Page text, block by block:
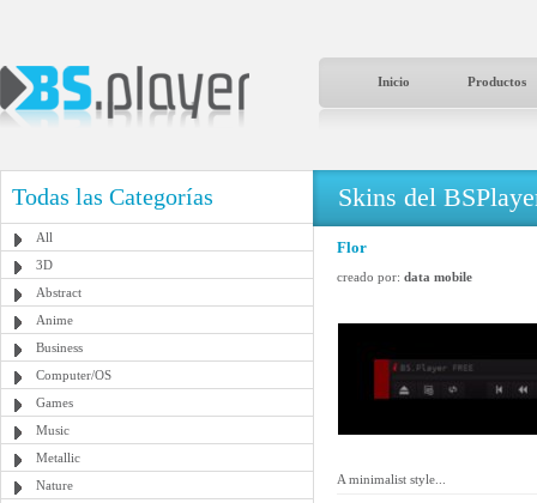
Inicio Productos
Todas las Categorías
All
3D
Abstract
Anime
Business
Computer/OS
Games
Music
Metallic
Nature
Skins del
Flor
creado por: data mobile
A minimalist style...